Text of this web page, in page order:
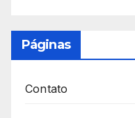
Páginas
Contato